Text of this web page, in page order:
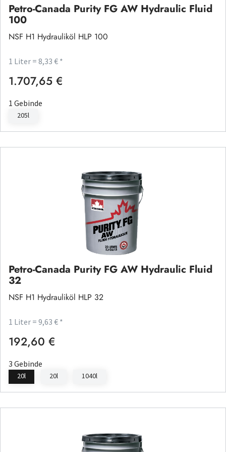
Petro-Canada Purity FG AW Hydraulic Fluid
100
NSF H1 Hydrauliköl HLP 100
1 Liter = 8,33 € *
Regulärer Preis:
1.707,65 €
1 Gebinde
205l
Petro-Canada Purity FG AW Hydraulic Fluid
32
NSF H1 Hydrauliköl HLP 32
1 Liter = 9,63 € *
Regulärer Preis:
192,60 €
3 Gebinde
20l 20l 1040l